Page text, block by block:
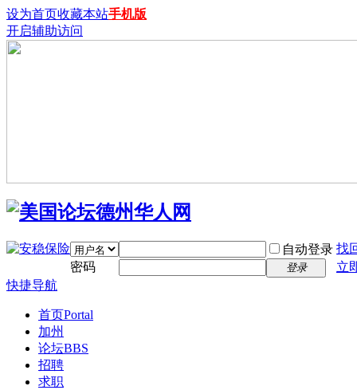
设为首页收藏本站手机版
开启辅助访问
自动登录 找
密码
登录
立
快捷导航
首页Portal
加州
论坛BBS
招聘
求职